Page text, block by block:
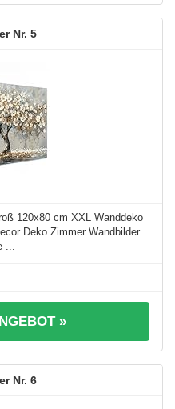
5
120x80 cm XXL Wanddeko
Deko Zimmer Wandbilder
...
»
6